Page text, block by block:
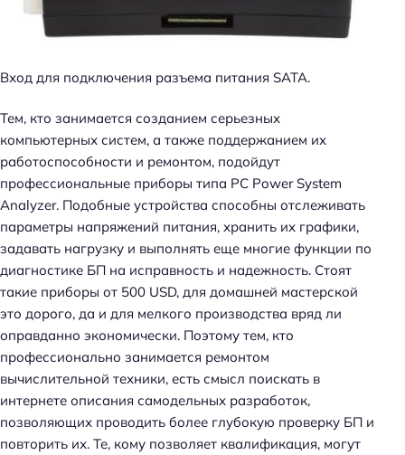
Вход для подключения разъема питания SATA.
Тем, кто занимается созданием серьезных
компьютерных систем, а также поддержанием их
работоспособности и ремонтом, подойдут
профессиональные приборы типа PC Power System
Analyzer. Подобные устройства способны отслеживать
параметры напряжений питания, хранить их графики,
задавать нагрузку и выполнять еще многие функции по
диагностике БП на исправность и надежность. Стоят
такие приборы от 500 USD, для домашней мастерской
это дорого, да и для мелкого производства вряд ли
оправданно экономически. Поэтому тем, кто
профессионально занимается ремонтом
вычислительной техники, есть смысл поискать в
интернете описания самодельных разработок,
позволяющих проводить более глубокую проверку БП и
повторить их. Те, кому позволяет квалификация, могут